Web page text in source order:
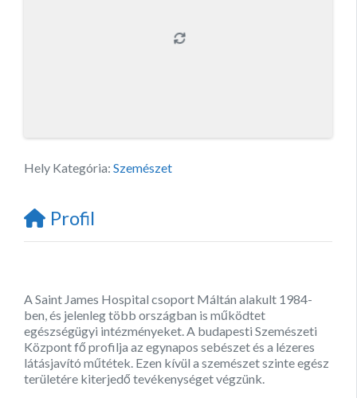
Hely Kategória: Szemészet
Profil
A Saint James Hospital csoport Máltán alakult 1984-
ben, és jelenleg több országban is működtet
egészségügyi intézményeket. A budapesti Szemészeti
Központ fő profilja az egynapos sebészet és a lézeres
látásjavító műtétek. Ezen kívül a szemészet szinte egész
területére kiterjedő tevékenységet végzünk.